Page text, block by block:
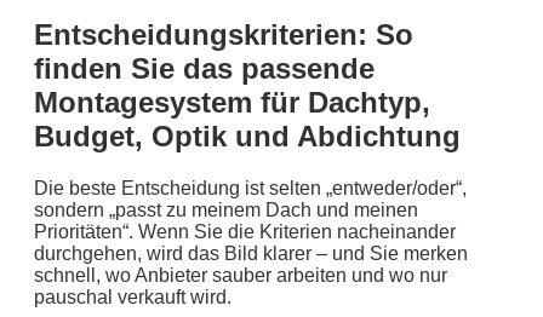
Entscheidungskriterien: So
finden Sie das passende
Montagesystem für Dachtyp,
Budget, Optik und Abdichtung
Die beste Entscheidung ist selten „entweder/oder“,
sondern „passt zu meinem Dach und meinen
Prioritäten“. Wenn Sie die Kriterien nacheinander
durchgehen, wird das Bild klarer – und Sie merken
schnell, wo Anbieter sauber arbeiten und wo nur
pauschal verkauft wird.